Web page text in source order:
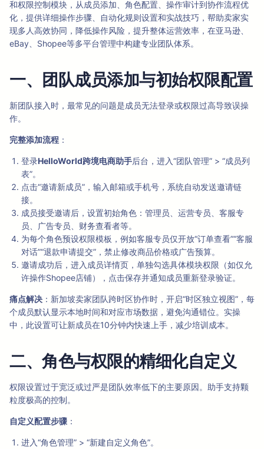
和权限控制模块，从成员添加、角色配置、操作审计到协作流程优
化，提供详细操作步骤、自动化规则设置和实战技巧，帮助卖家实
现多人高效协同，降低操作风险，提升整体运营效率，在亚马逊、
eBay、Shopee等多平台管理中构建专业团队体系。
一、团队成员添加与初始权限配置
新团队接入时，最常见的问题是成员无法登录或权限过高导致误操
作。
完整添加流程 ：
登录HelloWorld跨境电商助手后台，进入“团队管理” > “成员列
表”。
点击“邀请新成员”，输入邮箱或手机号，系统自动发送邀请链
接。
成员接受邀请后，设置初始角色：管理员、运营专员、客服专
员、广告专员、财务查看者等。
为每个角色预设权限模板，例如客服专员仅开放“订单查看”“客服
对话”“退款申请提交”，禁止修改商品价格或广告预算。
邀请成功后，进入成员详情页，单独勾选具体模块权限（如仅允
许操作Shopee店铺），点击保存并通知成员重新登录验证。
痛点解决 ：新加坡卖家团队跨时区协作时，开启“时区独立视图”，每
个成员默认显示本地时间和对应市场数据，避免沟通错位。实操
中，此设置可让新成员在10分钟内快速上手，减少培训成本。
二、角色与权限的精细化自定义
权限设置过于宽泛或过严是团队效率低下的主要原因。助手支持颗
粒度极高的控制。
自定义配置步骤 ：
进入“角色管理” > “新建自定义角色”。